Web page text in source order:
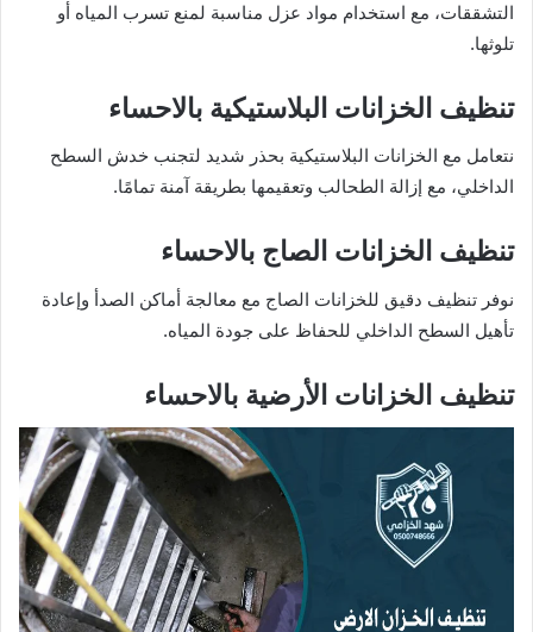
التشققات، مع استخدام مواد عزل مناسبة لمنع تسرب المياه أو
تلوثها.
تنظيف الخزانات البلاستيكية بالاحساء
نتعامل مع الخزانات البلاستيكية بحذر شديد لتجنب خدش السطح
الداخلي، مع إزالة الطحالب وتعقيمها بطريقة آمنة تمامًا.
تنظيف الخزانات الصاج بالاحساء
نوفر تنظيف دقيق للخزانات الصاج مع معالجة أماكن الصدأ وإعادة
تأهيل السطح الداخلي للحفاظ على جودة المياه.
تنظيف الخزانات الأرضية بالاحساء